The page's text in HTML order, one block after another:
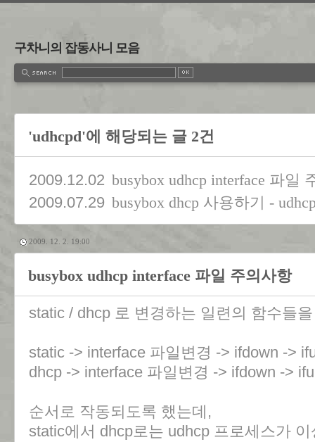
구차니의 잡동사니 모음
'udhcpd'에 해당되는 글 2건
2009.12.02 busybox udhcp interface 파일
2009.07.29 busybox dhcp 사용하기 -
2009. 12. 2. 19:00
busybox udhcp interface 파일 주의사항
static / dhcp 로 변경하는 일련의 함수들
static -> interface 파일변경 -> ifdown ->
dhcp -> interface 파일변경 -> ifdown ->
순서로 작동되도록 했는데,
static에서 dhcp로는 udhcp 프로세스가